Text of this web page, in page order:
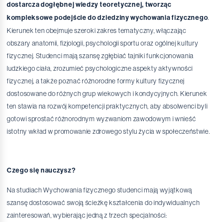
dostarcza dogłębnej wiedzy teoretycznej, tworząc
kompleksowe podejście do dziedziny wychowania fizycznego.
Kierunek ten obejmuje szeroki zakres tematyczny, włączając
obszary anatomii, fizjologii, psychologii sportu oraz ogólnej kultury
fizycznej. Studenci mają szansę zgłębiać tajniki funkcjonowania
ludzkiego ciała, zrozumieć psychologiczne aspekty aktywności
fizycznej, a także poznać różnorodne formy kultury fizycznej
dostosowane do różnych grup wiekowych i kondycyjnych. Kierunek
ten stawia na rozwój kompetencji praktycznych, aby absolwenci byli
gotowi sprostać różnorodnym wyzwaniom zawodowym i wnieść
istotny wkład w promowanie zdrowego stylu życia w społeczeństwie.
Czego się nauczysz?
Na studiach Wychowania fizycznego studenci mają wyjątkową
szansę dostosować swoją ścieżkę kształcenia do indywidualnych
zainteresowań, wybierając jedną z trzech specjalności: